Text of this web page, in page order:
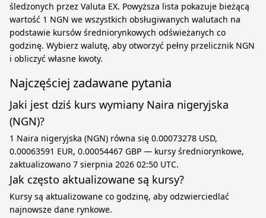
śledzonych przez Valuta EX. Powyższa lista pokazuje bieżącą
wartość 1 NGN we wszystkich obsługiwanych walutach na
podstawie kursów średniorynkowych odświeżanych co
godzinę. Wybierz walutę, aby otworzyć pełny przelicznik NGN
i obliczyć własne kwoty.
Najczęściej zadawane pytania
Jaki jest dziś kurs wymiany Naira nigeryjska
(NGN)?
1 Naira nigeryjska (NGN) równa się 0.00073278 USD,
0.00063591 EUR, 0.00054467 GBP — kursy średniorynkowe,
zaktualizowano 7 sierpnia 2026 02:50 UTC.
Jak często aktualizowane są kursy?
Kursy są aktualizowane co godzinę, aby odzwierciedlać
najnowsze dane rynkowe.